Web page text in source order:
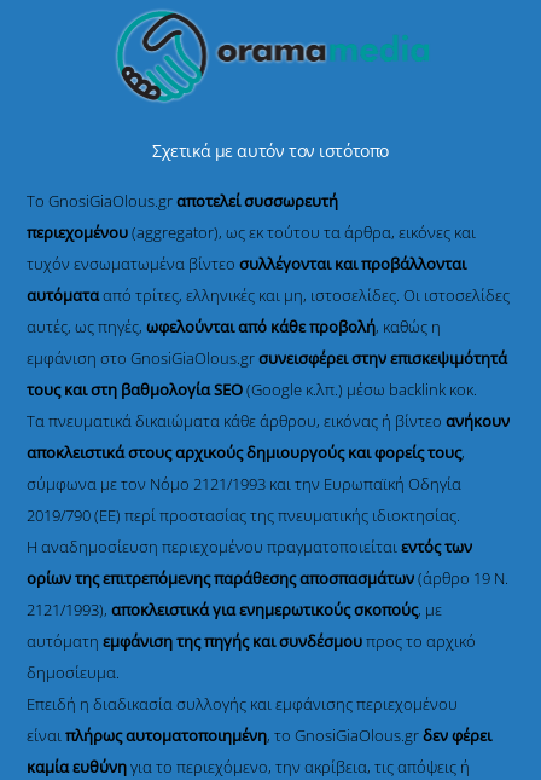
Σχετικά με αυτόν τον ιστότοπο
Το GnosiGiaOlous.grαποτελεί συσσωρευτή
περιεχομένου(aggregator), ως εκ τούτου τα άρθρα, εικόνες και
τυχόν ενσωματωμένα βίντεοσυλλέγονται και προβάλλονται
αυτόματααπό τρίτες, ελληνικές και μη, ιστοσελίδες. Οι ιστοσελίδες
αυτές, ως πηγές,ωφελούνται από κάθε προβολή, καθώς η
εμφάνιση στο GnosiGiaOlous.grσυνεισφέρει στην επισκεψιμότητά
τους και στη βαθμολογία SEO(Google κ.λπ.) μέσω backlink κοκ.
Τα πνευματικά δικαιώματα κάθε άρθρου, εικόνας ή βίντεοανήκουν
αποκλειστικά στους αρχικούς δημιουργούς και φορείς τους,
σύμφωνα με τον Νόμο 2121/1993 και την Ευρωπαϊκή Οδηγία
2019/790 (ΕΕ) περί προστασίας της πνευματικής ιδιοκτησίας.
Η αναδημοσίευση περιεχομένου πραγματοποιείταιεντός των
ορίων της επιτρεπόμενης παράθεσης αποσπασμάτων(άρθρο 19 Ν.
2121/1993), αποκλειστικά για ενημερωτικούς σκοπούς, με
αυτόματηεμφάνιση της πηγής και συνδέσμουπρος το αρχικό
δημοσίευμα.
Επειδή η διαδικασία συλλογής και εμφάνισης περιεχομένου
είναιπλήρως αυτοματοποιημένη, το GnosiGiaOlous.grδεν φέρει
καμία ευθύνηγια το περιεχόμενο, την ακρίβεια, τις απόψεις ή